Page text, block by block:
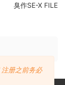
臭作SE-X FILE
注册之前务必